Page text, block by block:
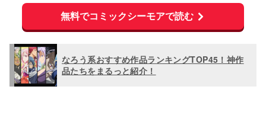
無料でコミックシーモアで読む
なろう系おすすめ作品ランキングTOP45！神作
品たちをまるっと紹介！